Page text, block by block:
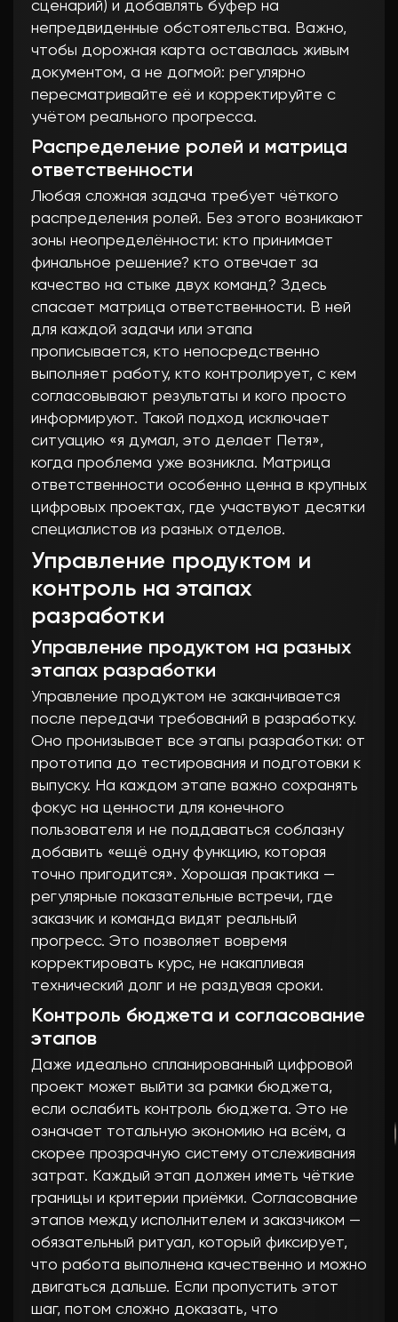
сценарий) и добавлять буфер на
непредвиденные обстоятельства. Важно,
чтобы дорожная карта оставалась живым
документом, а не догмой: регулярно
пересматривайте её и корректируйте с
учётом реального прогресса.
Распределение ролей и матрица
ответственности
Любая сложная задача требует чёткого
распределения ролей. Без этого возникают
зоны неопределённости: кто принимает
финальное решение? кто отвечает за
качество на стыке двух команд? Здесь
спасает матрица ответственности. В ней
для каждой задачи или этапа
прописывается, кто непосредственно
выполняет работу, кто контролирует, с кем
согласовывают результаты и кого просто
информируют. Такой подход исключает
ситуацию «я думал, это делает Петя»,
когда проблема уже возникла. Матрица
ответственности особенно ценна в крупных
цифровых проектах, где участвуют десятки
специалистов из разных отделов.
Управление продуктом и
контроль на этапах
разработки
Управление продуктом на разных
этапах разработки
Управление продуктом не заканчивается
после передачи требований в разработку.
Оно пронизывает все этапы разработки: от
прототипа до тестирования и подготовки к
выпуску. На каждом этапе важно сохранять
фокус на ценности для конечного
пользователя и не поддаваться соблазну
добавить «ещё одну функцию, которая
точно пригодится». Хорошая практика —
регулярные показательные встречи, где
заказчик и команда видят реальный
прогресс. Это позволяет вовремя
корректировать курс, не накапливая
технический долг и не раздувая сроки.
Контроль бюджета и согласование
этапов
Даже идеально спланированный цифровой
проект может выйти за рамки бюджета,
если ослабить контроль бюджета. Это не
означает тотальную экономию на всём, а
скорее прозрачную систему отслеживания
затрат. Каждый этап должен иметь чёткие
границы и критерии приёмки. Согласование
этапов между исполнителем и заказчиком —
обязательный ритуал, который фиксирует,
что работа выполнена качественно и можно
двигаться дальше. Если пропустить этот
шаг, потом сложно доказать, что